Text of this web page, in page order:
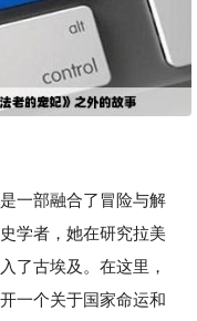
一部融合了冒险与解
学者，她在研究拉美
了古埃及。在这里，
一个关于国家命运和